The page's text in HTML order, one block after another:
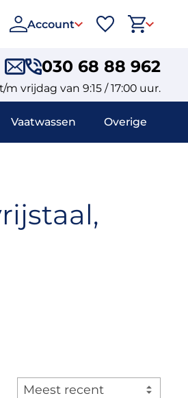
Account
030 68 88 962
vrijdag van 9:15 / 17:00 uur.
Vaatwassen Overige
Meest recent